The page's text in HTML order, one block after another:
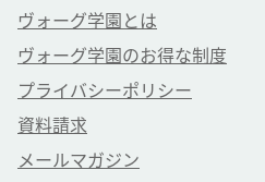
ヴォーグ学園とは
ヴォーグ学園のお得な制度
プライバシーポリシー
資料請求
メールマガジン